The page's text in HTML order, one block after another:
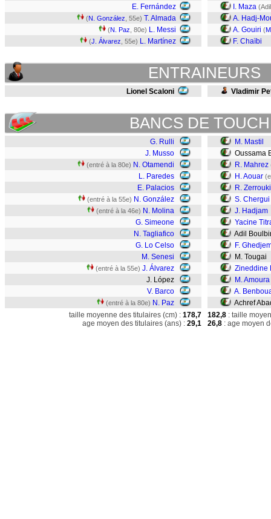
E. Fernández
(N. González , 55e) T. Almada
(N. Paz , 80e) L. Messi
(J. Álvarez , 55e) L. Martínez
I. Maza
A. Hadj-
A. Gouiri (
F. Chaïbi
ENTRAINEURS
Lionel Scaloni Vladimir
BANCS DE
G. Rulli
J. Musso
(entré à la 80e) N. Otamendi
L. Paredes
E. Palacios
(entré à la 55e) N. González
(entré à la 46e) N. Molina
G. Simeone
N. Tagliafico
G. Lo Celso
M. Senesi
(entré à la 55e) J. Álvarez
J. López
V. Barco
(entré à la 80e) N. Paz
M. Mastil
Oussama
R. Mahrez
H. Aouar
R. Zerrouki
S. Chergui
J. Hadjam
Yacine
Adil
F.
M. Tougai
Zineddine
M. Amoura
A.
Achref
taille moyenne des titulaires (cm) : 178,7
age moyen des titulaires (ans) : 29,1
182,8 : taille
26,8 : age moyen